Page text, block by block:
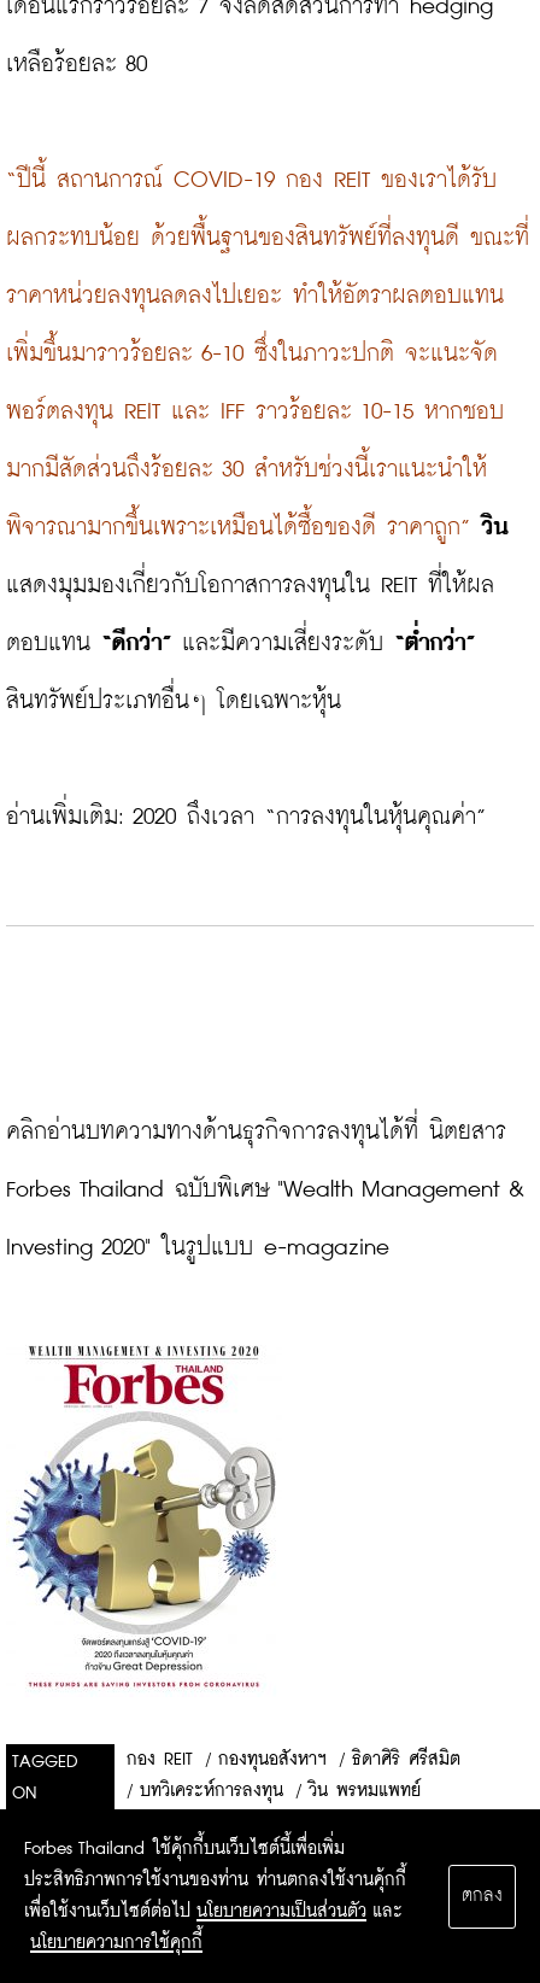
เดือนแรกราวร้อยละ 7 จึงลดสัดส่วนการทำ hedging
เหลือร้อยละ 80
“ปีนี้ สถานการณ์ COVID-19 กอง REIT ของเราได้รับ
ผลกระทบน้อย ด้วยพื้นฐานของสินทรัพย์ที่ลงทุนดี ขณะที่
ราคาหน่วยลงทุนลดลงไปเยอะ ทำให้อัตราผลตอบแทน
เพิ่มขึ้นมาราวร้อยละ 6-10 ซึ่งในภาวะปกติ จะแนะจัด
พอร์ตลงทุน REIT และ IFF ราวร้อยละ 10-15 หากชอบ
มากมีสัดส่วนถึงร้อยละ 30 สำหรับช่วงนี้เราแนะนำให้
พิจารณามากขึ้นเพราะเหมือนได้ซื้อของดี ราคาถูก” วิน
แสดงมุมมองเกี่ยวกับโอกาสการลงทุนใน REIT ที่ให้ผล
ตอบแทน “ดีกว่า” และมีความเสี่ยงระดับ “ต่ำกว่า”
สินทรัพย์ประเภทอื่นๆ โดยเฉพาะหุ้น
อ่านเพิ่มเติม: 2020 ถึงเวลา “การลงทุนในหุ้นคุณค่า”
คลิกอ่านบทความทางด้านธุรกิจการลงทุนได้ที่ นิตยสาร
Forbes Thailand ฉบับพิเศษ "Wealth Management &
Investing 2020" ในรูปแบบ e-magazine
TAGGED
ON
กอง REIT / กองทุนอสังหาฯ / ธิดาศิริ ศรีสมิต
/ บทวิเคระห์การลงทุน / วิน พรหมแพทย์
Forbes Thailand ใช้คุ้กกี้บนเว็บไซต์นี้เพื่อเพิ่ม
ประสิทธิภาพการใช้งานของท่าน ท่านตกลงใช้งานคุ้กกี้
เพื่อใช้งานเว็บไซต์ต่อไป นโยบายความเป็นส่วนตัว และ
นโยบายความการใช้คุกกี้
ตกลง